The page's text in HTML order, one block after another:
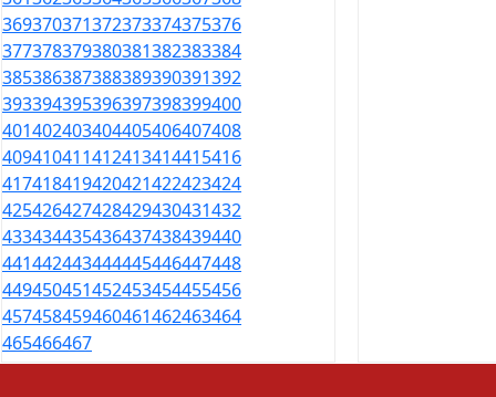
369370371372373374375376
377378379380381382383384
385386387388389390391392
393394395396397398399400
401402403404405406407408
409410411412413414415416
417418419420421422423424
425426427428429430431432
433434435436437438439440
441442443444445446447448
449450451452453454455456
457458459460461462463464
465466467